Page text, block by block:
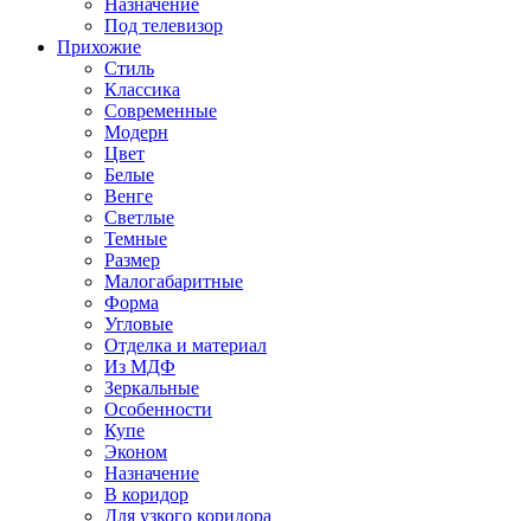
Назначение
Под телевизор
Прихожие
Стиль
Классика
Современные
Модерн
Цвет
Белые
Венге
Светлые
Темные
Размер
Малогабаритные
Форма
Угловые
Отделка и материал
Из МДФ
Зеркальные
Особенности
Купе
Эконом
Назначение
В коридор
Для узкого коридора